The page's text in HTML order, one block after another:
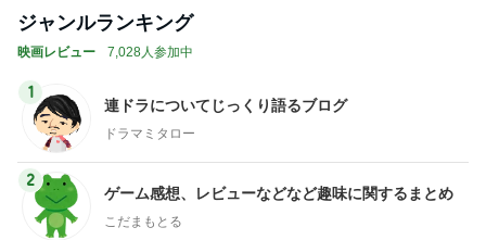
ジャンルランキング
映画レビュー 7,028人参加中
1
連ドラについてじっくり語るブログ
ドラマミタロー
2
ゲーム感想、レビューなどなど趣味に関するまとめ
こだまもとる